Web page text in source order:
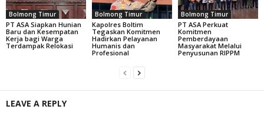
Bolmong Timur
PT ASA Siapkan Hunian
Baru dan Kesempatan
Kerja bagi Warga
Terdampak Relokasi
Bolmong Timur
Kapolres Boltim
Tegaskan Komitmen
Hadirkan Pelayanan
Humanis dan
Profesional
Bolmong Timur
PT ASA Perkuat
Komitmen
Pemberdayaan
Masyarakat Melalui
Penyusunan RIPPM
LEAVE A REPLY